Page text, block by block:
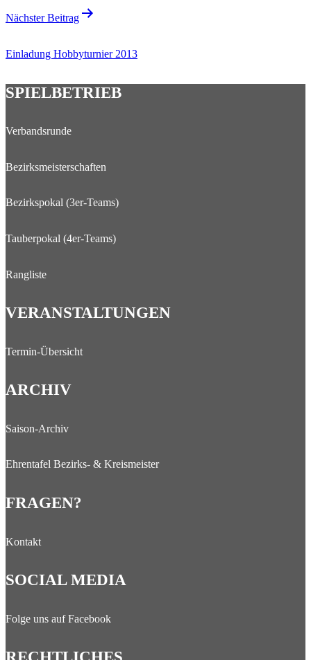
Nächster Beitrag
Einladung Hobbyturnier 2013
SPIELBETRIEB
Verbandsrunde
Bezirksmeisterschaften
Bezirkspokal (3er-Teams)
Tauberpokal (4er-Teams)
Rangliste
VERANSTALTUNGEN
Termin-Übersicht
ARCHIV
Saison-Archiv
Ehrentafel Bezirks- & Kreismeister
FRAGEN?
Kontakt
SOCIAL MEDIA
Folge uns auf Facebook